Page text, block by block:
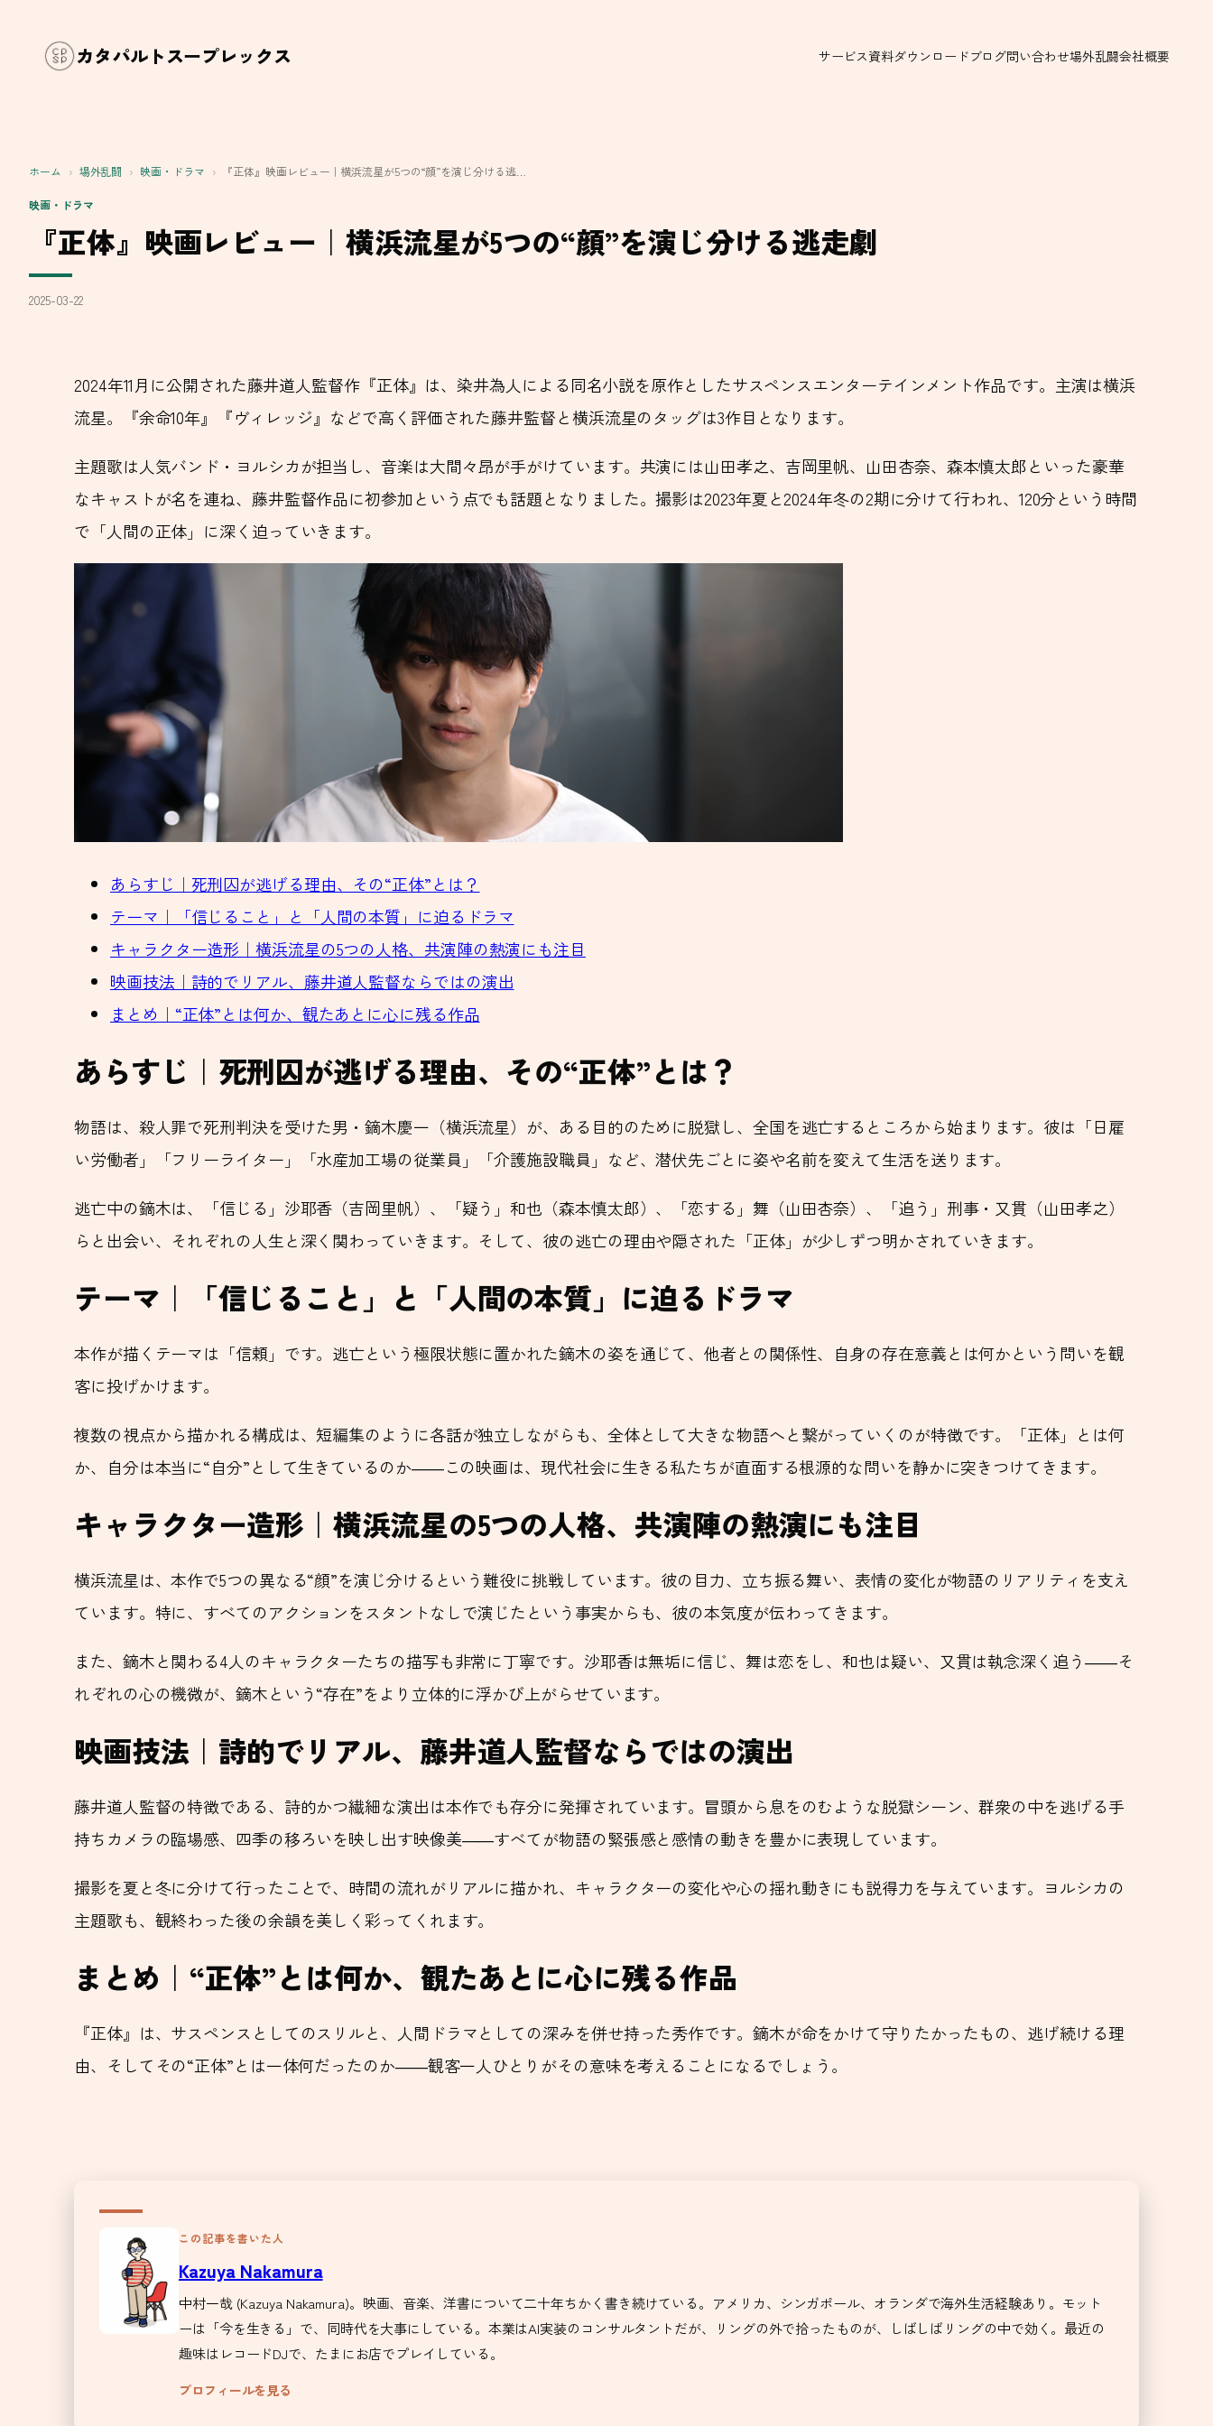
カタパルトスープレックス サービス資料ダウンロードブログ問い合わせ場外乱闘会社概要
ホーム › 場外乱闘 › 映画・ドラマ › 『正体』映画レビュー｜横浜流星が5つの“顔”を演じ分ける逃…
映画・ドラマ
『正体』映画レビュー｜横浜流星が5つの“顔”を演じ分ける逃走劇
2025-03-22
2024年11月に公開された藤井道人監督作『正体』は、染井為人による同名小説を原作としたサスペンスエンターテインメント作品です。主演は横浜
流星。『余命10年』『ヴィレッジ』などで高く評価された藤井監督と横浜流星のタッグは3作目となります。
主題歌は人気バンド・ヨルシカが担当し、音楽は大間々昂が手がけています。共演には山田孝之、吉岡里帆、山田杏奈、森本慎太郎といった豪華
なキャストが名を連ね、藤井監督作品に初参加という点でも話題となりました。撮影は2023年夏と2024年冬の2期に分けて行われ、120分という時間
で「人間の正体」に深く迫っていきます。
あらすじ｜死刑囚が逃げる理由、その“正体”とは？
テーマ｜「信じること」と「人間の本質」に迫るドラマ
キャラクター造形｜横浜流星の5つの人格、共演陣の熱演にも注目
映画技法｜詩的でリアル、藤井道人監督ならではの演出
まとめ｜“正体”とは何か、観たあとに心に残る作品
あらすじ｜死刑囚が逃げる理由、その“正体”とは？
物語は、殺人罪で死刑判決を受けた男・鏑木慶一（横浜流星）が、ある目的のために脱獄し、全国を逃亡するところから始まります。彼は「日雇
い労働者」「フリーライター」「水産加工場の従業員」「介護施設職員」など、潜伏先ごとに姿や名前を変えて生活を送ります。
逃亡中の鏑木は、「信じる」沙耶香（吉岡里帆）、「疑う」和也（森本慎太郎）、「恋する」舞（山田杏奈）、「追う」刑事・又貫（山田孝之）
らと出会い、それぞれの人生と深く関わっていきます。そして、彼の逃亡の理由や隠された「正体」が少しずつ明かされていきます。
テーマ｜「信じること」と「人間の本質」に迫るドラマ
本作が描くテーマは「信頼」です。逃亡という極限状態に置かれた鏑木の姿を通じて、他者との関係性、自身の存在意義とは何かという問いを観
客に投げかけます。
複数の視点から描かれる構成は、短編集のように各話が独立しながらも、全体として大きな物語へと繋がっていくのが特徴です。「正体」とは何
か、自分は本当に“自分”として生きているのか――この映画は、現代社会に生きる私たちが直面する根源的な問いを静かに突きつけてきます。
キャラクター造形｜横浜流星の5つの人格、共演陣の熱演にも注目
横浜流星は、本作で5つの異なる“顔”を演じ分けるという難役に挑戦しています。彼の目力、立ち振る舞い、表情の変化が物語のリアリティを支え
ています。特に、すべてのアクションをスタントなしで演じたという事実からも、彼の本気度が伝わってきます。
また、鏑木と関わる4人のキャラクターたちの描写も非常に丁寧です。沙耶香は無垢に信じ、舞は恋をし、和也は疑い、又貫は執念深く追う――そ
れぞれの心の機微が、鏑木という“存在”をより立体的に浮かび上がらせています。
映画技法｜詩的でリアル、藤井道人監督ならではの演出
藤井道人監督の特徴である、詩的かつ繊細な演出は本作でも存分に発揮されています。冒頭から息をのむような脱獄シーン、群衆の中を逃げる手
持ちカメラの臨場感、四季の移ろいを映し出す映像美――すべてが物語の緊張感と感情の動きを豊かに表現しています。
撮影を夏と冬に分けて行ったことで、時間の流れがリアルに描かれ、キャラクターの変化や心の揺れ動きにも説得力を与えています。ヨルシカの
主題歌も、観終わった後の余韻を美しく彩ってくれます。
まとめ｜“正体”とは何か、観たあとに心に残る作品
『正体』は、サスペンスとしてのスリルと、人間ドラマとしての深みを併せ持った秀作です。鏑木が命をかけて守りたかったもの、逃げ続ける理
由、そしてその“正体”とは一体何だったのか――観客一人ひとりがその意味を考えることになるでしょう。
この記事を書いた人
Kazuya Nakamura
中村一哉 (Kazuya Nakamura)。映画、音楽、洋書について二十年ちかく書き続けている。アメリカ、シンガポール、オランダで海外生活経験あり。モット
ーは「今を生きる」で、同時代を大事にしている。本業はAI実装のコンサルタントだが、リングの外で拾ったものが、しばしばリングの中で効く。最近の
趣味はレコードDJで、たまにお店でプレイしている。
プロフィールを見る